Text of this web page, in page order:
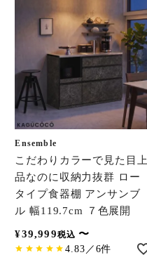
Ensemble
こだわりカラーで見た目上
品なのに収納力抜群 ロー
タイプ食器棚 アンサンブ
ル 幅119.7cm ７色展開
¥39,999税込 〜
4.83／6件